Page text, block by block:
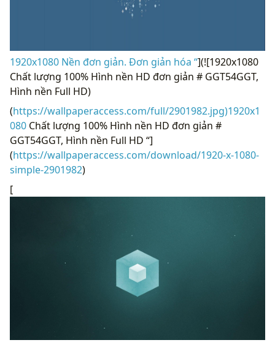
1920x1080 Nền đơn giản. Đơn giản hóa “](![1920x1080
Chất lượng 100% Hình nền HD đơn giản # GGT54GGT,
Hình nền Full HD)
(https://wallpaperaccess.com/full/2901982.jpg)1920x1
080 Chất lượng 100% Hình nền HD đơn giản #
GGT54GGT, Hình nền Full HD “]
(https://wallpaperaccess.com/download/1920-x-1080-
simple-2901982)
[